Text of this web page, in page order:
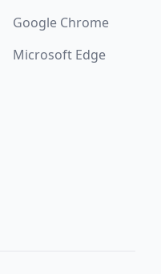
Google Chrome
Microsoft Edge